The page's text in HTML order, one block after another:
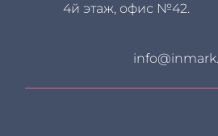
4й этаж, офис №42.